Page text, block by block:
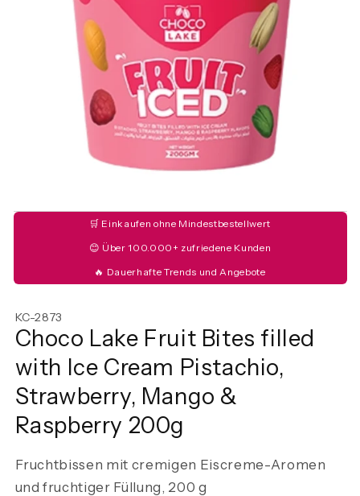
🛒 Einkaufen ohne Mindestbestellwert
😊 Über 100.000+ zufriedene Kunden
🔥 Dauerhafte Trends und Angebote
KC-2873
Choco Lake Fruit Bites filled
with Ice Cream Pistachio,
Strawberry, Mango &
Raspberry 200g
Fruchtbissen mit cremigen Eiscreme-Aromen
und fruchtiger Füllung, 200 g